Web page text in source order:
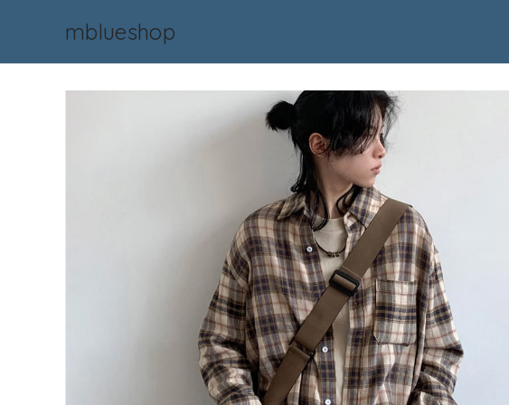
mblueshop